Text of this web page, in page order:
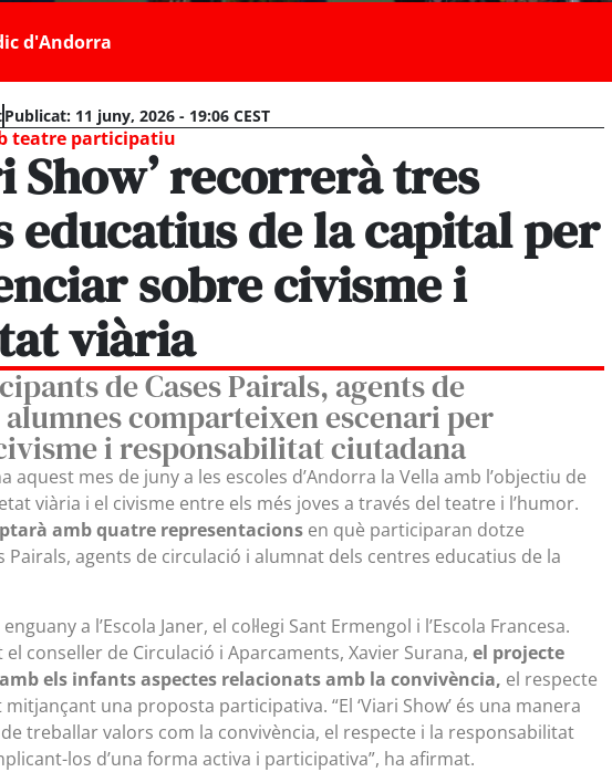
d'Andorra
Publicat: 11 juny, 2026 - 19:06 CEST
teatre participatiu
Show’ recorrerà tres
educatius de la capital per
sobre civisme i
viària
de Cases Pairals, agents de
comparteixen escenari per
i responsabilitat ciutadana
aquest mes de juny a les escoles d’Andorra la Vella amb l’objectiu de
viària i el civisme entre els més joves a través del teatre i l’humor.
amb quatre representacions en què participaran dotze
Pairals, agents de circulació i alumnat dels centres educatius de la
a l’Escola Janer, el col·legi Sant Ermengol i l’Escola Francesa.
el conseller de Circulació i Aparcaments, Xavier Surana, el projecte
els infants aspectes relacionats amb la convivència, el respecte
una proposta participativa. “El ‘Viari Show’ és una manera
treballar valors com la convivència, el respecte i la responsabilitat
los d’una forma activa i participativa”, ha afirmat.